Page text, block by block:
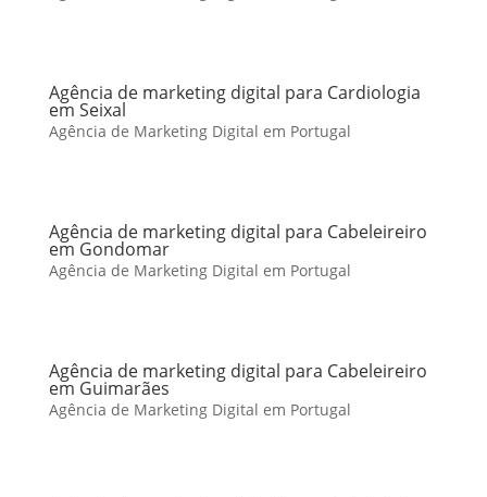
Agência de marketing digital para Cardiologia
em Seixal
Agência de Marketing Digital em Portugal
Agência de marketing digital para Cabeleireiro
em Gondomar
Agência de Marketing Digital em Portugal
Agência de marketing digital para Cabeleireiro
em Guimarães
Agência de Marketing Digital em Portugal